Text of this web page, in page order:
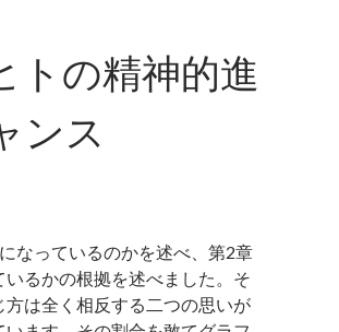
トの精神的進
ンス
なっているのかを述べ、第2章
るかの根拠を述べました。そ
は全く相反する二つの思いが